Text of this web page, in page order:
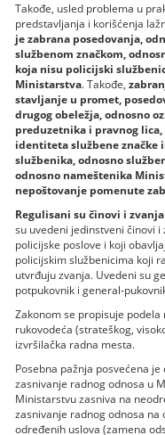
Takođe, usled problema u
predstavlјanja i korišćenja
je zabrana posedovanja,
službenom značkom,
koja nisu policijski
Ministarstva. Takođe,
stavlјanje u promet,
drugog obeležja, odnosno
preduzetnika i pravnog
identiteta službene
službenika, odnosno
odnosno nameštenika
nepoštovanje pomenute
Regulisani su činovi i
su uvedeni jedinstveni činovi i
policijske poslove i koji
policijskim službenicima koji
utvrđuju zvanja. Uvedeni su
potpukovnik i general-
Zakonom se propisuje
rukovodeća (strateškog,
izvršilačka radna mesta.
Posebna pažnja posvećena
zasnivanje radnog odnosa u
Ministarstvu zasniva na
zasnivanje radnog odnosa
određenih uslova (zamena